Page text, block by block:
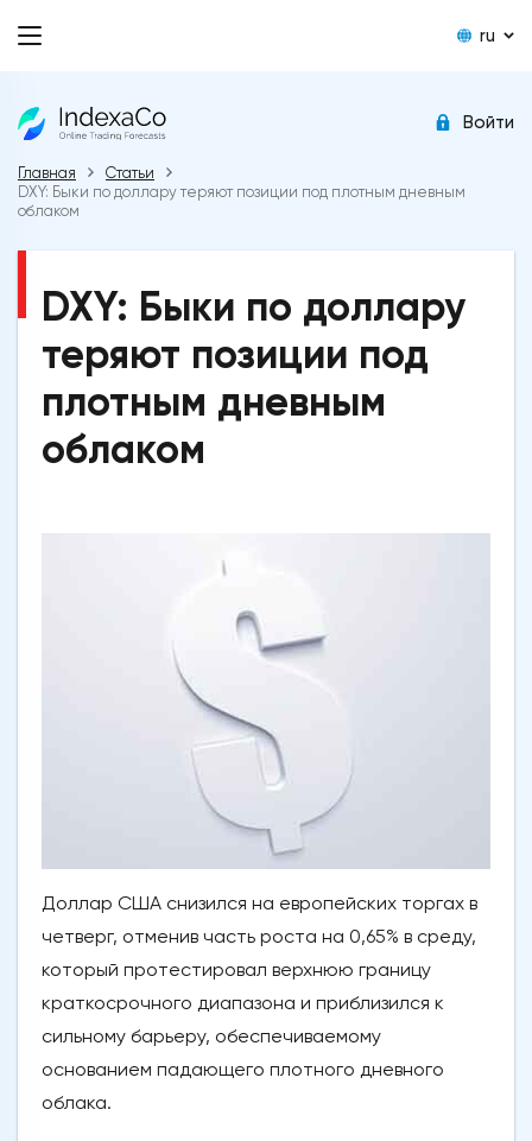
ru
Войти
Главная
Статьи
DXY: Быки по доллару теряют позиции под плотным дневным
облаком
DXY: Быки по доллару
теряют позиции под
плотным дневным
облаком
Доллар США снизился на европейских торгах в
четверг, отменив часть роста на 0,65% в среду,
который протестировал верхнюю границу
краткосрочного диапазона и приблизился к
сильному барьеру, обеспечиваемому
основанием падающего плотного дневного
облака.